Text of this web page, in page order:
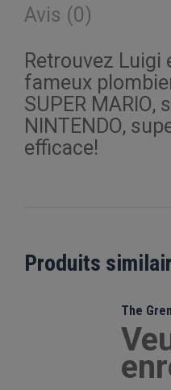
Avis (0)
Retrouvez Luigi
fameux
SUPER MARIO,
NINTENDO,
efficace!
Produits
The